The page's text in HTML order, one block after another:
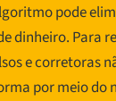
pode
dinheiro. Para
e corretoras
por meio do